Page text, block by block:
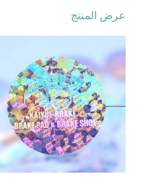
عرض المنتج